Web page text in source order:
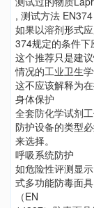
, 测试方法 EN374
如果以溶剂形式
374规定的条件下
这个推荐只是建
情况的工业卫生
这不应该解释为
身体保护
全套防化学试剂
防护设备的类型
来选择。
呼吸系统防护
如危险性评测显
式多功能防毒面
（EN